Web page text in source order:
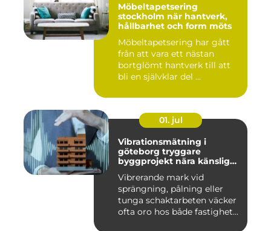
Möbeltapetsering
stockholm när hantverk,
hållbarhet och form möts
Möbeltapetsering har gått
från att vara ett nästan
bortglömt hantverk till att
bli en självklar del ...
01. jul
Vibrationsmätning i
göteborg tryggare
byggprojekt nära känsliga
Vibrerande mark vid
sprängning, pålning eller
tunga schaktarbeten väcker
ofta oro hos både fastighet...